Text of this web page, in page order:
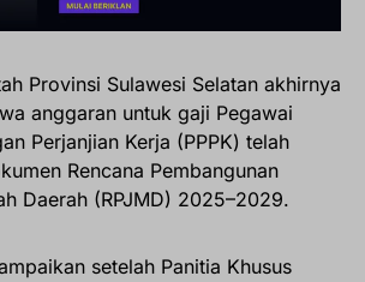
Provinsi Sulawesi Selatan akhirnya
anggaran untuk gaji Pegawai
Perjanjian Kerja (PPPK) telah
Rencana Pembangunan
Daerah (RPJMD) 2025–2029.
setelah Panitia Khusus